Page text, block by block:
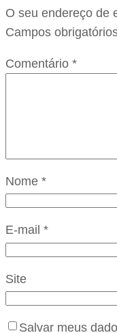
O seu endereço de
Campos
Comentário *
Nome *
E-mail *
Site
Salvar meus